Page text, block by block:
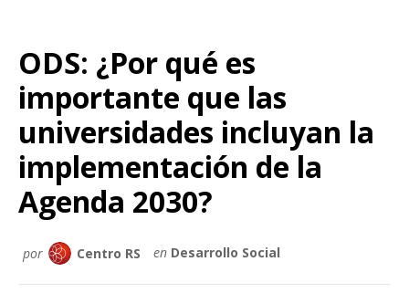
ODS: ¿Por qué es
importante que las
universidades incluyan la
implementación de la
Agenda 2030?
por Centro RS en Desarrollo Social